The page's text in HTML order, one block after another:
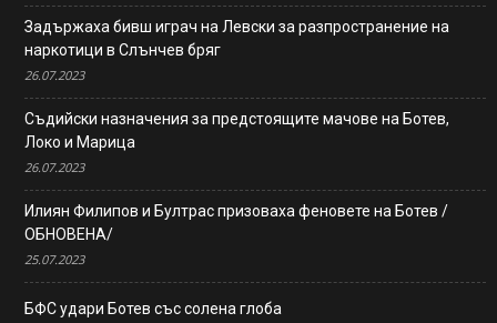
Задържаха бивш играч на Левски за разпространение на
наркотици в Слънчев бряг
26.07.2023
Съдийски назначения за предстоящите мачове на Ботев,
Локо и Марица
26.07.2023
Илиян Филипов и Бултрас призоваха феновете на Ботев /
ОБНОВЕНА/
25.07.2023
БФС удари Ботев със солена глоба